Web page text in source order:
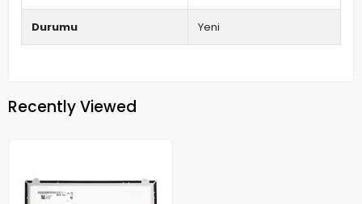
Durumu Yeni
Recently Viewed